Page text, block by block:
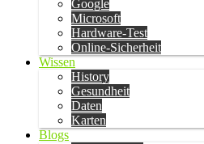
Google
Microsoft
Hardware-Test
Online-Sicherheit
Wissen
History
Gesundheit
Daten
Karten
Blogs